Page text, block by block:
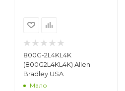
800G-2L4KL4K
(800G2L4KL4K) Allen
Bradley USA
Мало